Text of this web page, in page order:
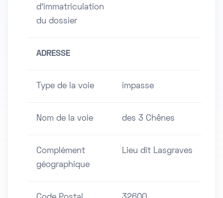
d'immatriculation
du dossier
ADRESSE
Type de la voie impasse
Nom de la voie des 3 Chênes
Complément
géographique
Lieu dit Lasgraves